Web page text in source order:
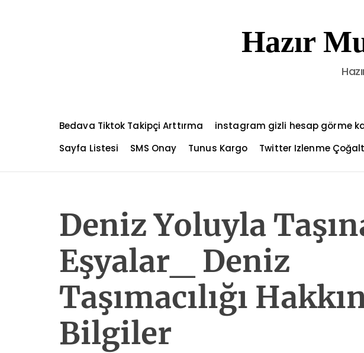
t
Hazır
Bedava Tiktok Takipçi Arttırma instagram gizli hesap görme
Sayfa Listesi
SMS Onay Tunus Kargo Twitter Izlenme
Deniz Yoluyla
Eşyalar_ Deniz
Taşımacılığı
Bilgiler